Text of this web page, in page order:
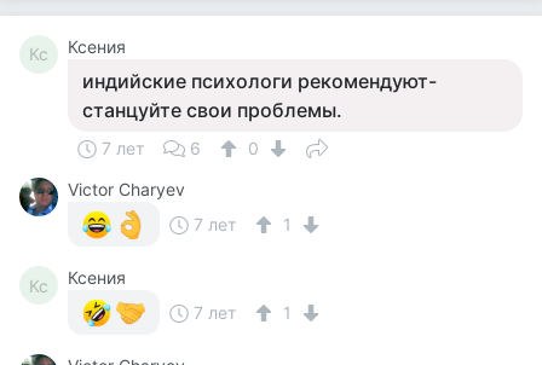
Кс Ксения
индийские психологи рекомендуют-
станцуйте свои проблемы.
7 лет 6
0
Victor Charyev
7 лет
1
Кс
Ксения
7 лет
1